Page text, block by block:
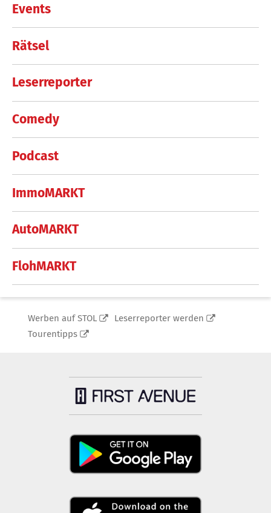
Events
Rätsel
Leserreporter
Comedy
Podcast
ImmoMARKT
AutoMARKT
FlohMARKT
Werben auf STOL
Leserreporter werden
Tourentipps